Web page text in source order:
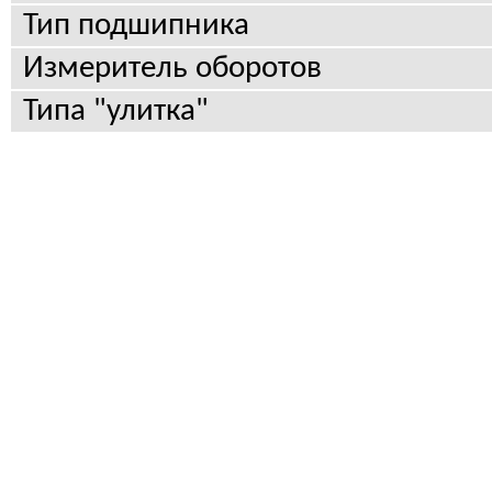
Тип подшипника
Измеритель оборотов
Типа "улитка"